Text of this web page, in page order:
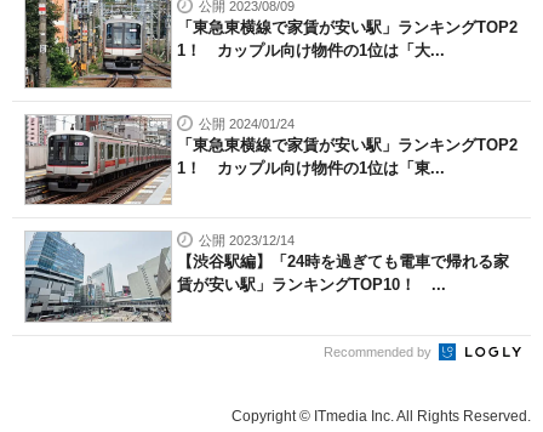
公開 2023/08/09
「東急東横線で家賃が安い駅」ランキングTOP2
1！ カップル向け物件の1位は「大...
公開 2024/01/24
「東急東横線で家賃が安い駅」ランキングTOP2
1！ カップル向け物件の1位は「東...
公開 2023/12/14
【渋谷駅編】「24時を過ぎても電車で帰れる家
賃が安い駅」ランキングTOP10！ ...
Recommended by
Copyright © ITmedia Inc. All Rights Reserved.